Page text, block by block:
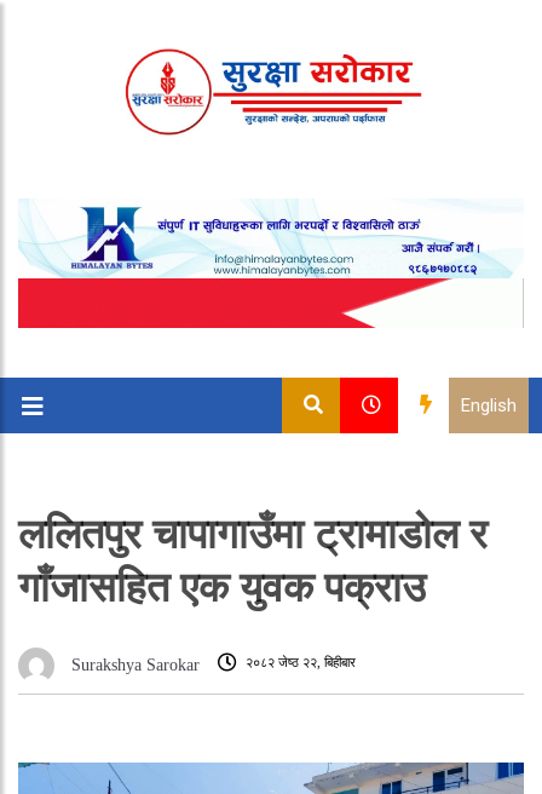
English
ललितपुर चापागाउँमा ट्रामाडोल र
गाँजासहित एक युवक पक्राउ
Surakshya Sarokar २०८२ जेष्ठ २२, बिहीबार